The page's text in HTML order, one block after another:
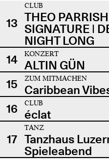
13
CLUB
THEO
SIGNATURE |
NIGHT LONG
14
KONZERT
ALTIN GÜN
15
ZUM MITMACHEN
Caribbean
16
CLUB
éclat
17
TANZ
Tanzhaus
Spieleabend